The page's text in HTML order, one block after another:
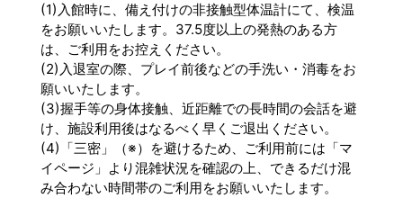
(1)入館時に、備え付けの非接触型体温計にて、検温
をお願いいたします。37.5度以上の発熱のある方
は、ご利用をお控えください。
(2)入退室の際、プレイ前後などの手洗い・消毒をお
願いいたします。
(3)握手等の身体接触、近距離での長時間の会話を避
け、施設利用後はなるべく早くご退出ください。
(4)「三密」（※）を避けるため、ご利用前には「マ
イページ」より混雑状況を確認の上、できるだけ混
み合わない時間帯のご利用をお願いいたします。